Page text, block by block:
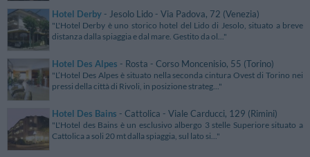
Hotel Derby - Jesolo Lido - Via Padova, 72 (Venezia)
"L'Hotel Derby è uno storico hotel del Lido di Jesolo, situato a breve
distanza dalla spiaggia e dal mare. Gestito da ol..."
Hotel Des Alpes - Rosta - Corso Moncenisio, 55 (Torino)
"L’Hotel Des Alpes è situato nella seconda cintura Ovest di Torino nei
pressi della città di Rivoli, in posizione strateg..."
Hotel Des Bains - Cattolica - Viale Carducci, 129 (Rimini)
"L'Hotel des Bains è un esclusivo albergo 3 stelle Superiore situato a
Cattolica a soli 20 mt dalla spiaggia, sul lato si..."